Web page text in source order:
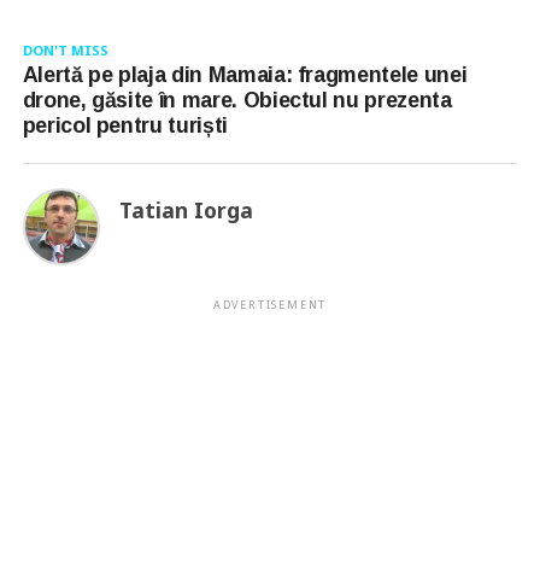
DON'T MISS
Alertă pe plaja din Mamaia: fragmentele unei
drone, găsite în mare. Obiectul nu prezenta
pericol pentru turiști
Tatian Iorga
ADVERTISEMENT